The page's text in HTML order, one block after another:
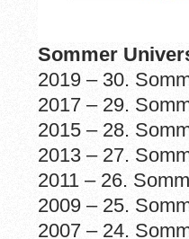
Sommer
2019 – 30.
2017 – 29.
2015 – 28.
2013 – 27.
2011 – 26.
2009 – 25.
2007 – 24.